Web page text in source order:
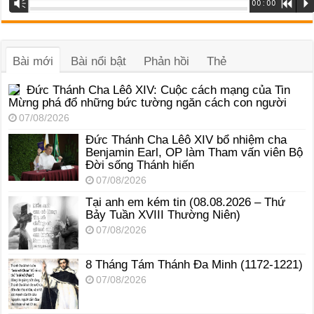
phát
âm
Vm 00:00 R P
Bài mới Bài nổi bật Phản hồi Thẻ
Đức Thánh Cha Lêô XIV: Cuộc cách mạng của Tin
Mừng phá đổ những bức tường ngăn cách con người
07/08/2026
Đức Thánh Cha Lêô XIV bổ nhiệm cha
Benjamin Earl, OP làm Tham vấn viên Bộ
Đời sống Thánh hiến
07/08/2026
Tại anh em kém tin (08.08.2026 – Thứ
Bảy Tuần XVIII Thường Niên)
07/08/2026
8 Tháng Tám Thánh Ða Minh (1172-1221)
07/08/2026